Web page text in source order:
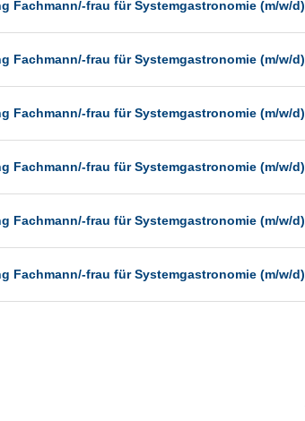
Isenburg
Fachmann/-frau für Systemgastronomie (m/w/d)
Fachmann/-frau für Systemgastronomie (m/w/d)
Fachmann/-frau für Systemgastronomie (m/w/d)
Fachmann/-frau für Systemgastronomie (m/w/d)
Fachmann/-frau für Systemgastronomie (m/w/d)
Fachmann/-frau für Systemgastronomie (m/w/d)